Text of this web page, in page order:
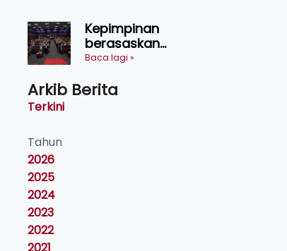
lawatan rasmi ke
China
Kepimpinan
berasaskan
kepercayaan
kecemerlangan
Baca lagi »
Arkib Berita
Terkini
Tahun
2026
2025
2024
2023
2022
2021